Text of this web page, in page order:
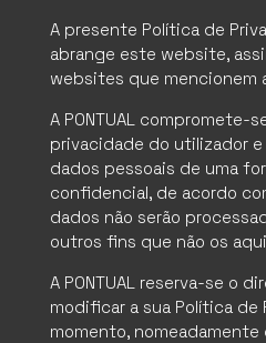
A presente Política de
abrange este website,
websites que mencionem
A PONTUAL compromete-
privacidade do utilizador e
dados pessoais de uma
confidencial, de acordo
dados não serão
outros fins que não os
A PONTUAL reserva-se o
modificar a sua Política de
momento,